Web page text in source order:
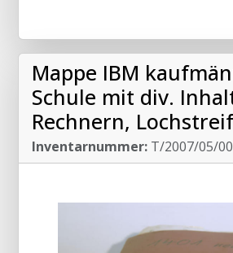
Mappe IBM
Schule mit div.
Rechnern,
Inventarnummer: T/2007/05/